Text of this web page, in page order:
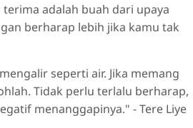
adalah buah dari upaya
berharap lebih jika kamu tak
seperti air. Jika memang
Tidak perlu terlalu berharap,
menanggapinya." - Tere Liye